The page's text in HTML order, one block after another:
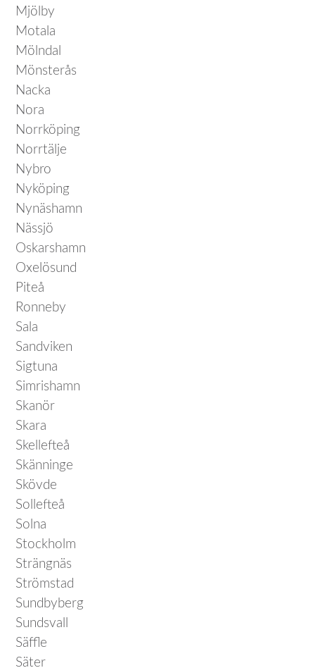
Mjölby
Motala
Mölndal
Mönsterås
Nacka
Nora
Norrköping
Norrtälje
Nybro
Nyköping
Nynäshamn
Nässjö
Oskarshamn
Oxelösund
Piteå
Ronneby
Sala
Sandviken
Sigtuna
Simrishamn
Skanör
Skara
Skellefteå
Skänninge
Skövde
Sollefteå
Solna
Stockholm
Strängnäs
Strömstad
Sundbyberg
Sundsvall
Säffle
Säter